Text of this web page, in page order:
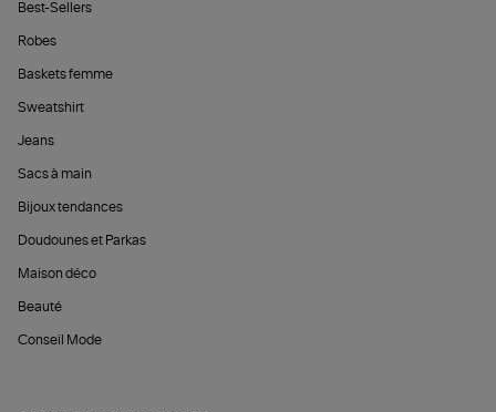
Best-Sellers
Robes
Baskets femme
Sweatshirt
Jeans
Sacs à main
Bijoux tendances
Doudounes et Parkas
Maison déco
Beauté
Conseil Mode